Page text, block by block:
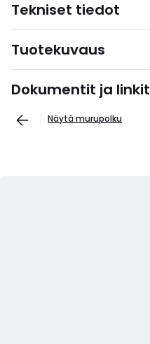
Tekniset tiedot
Tuotekuvaus
Dokumentit ja linkit
Näytä murupolku